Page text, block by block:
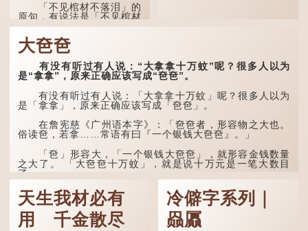
「不见棺材不落泪」的
原句，有说法是「不见棺材
不下泪」或「不见亲棺不下
泪」，出自明朝兰陵笑笑生
所著的《金瓶梅词话》第九
十八回。原意是指人未亲眼
见到亲人棺木，便不会真正
感到悲伤；后来引申为比喻
人执迷不悟，不到彻底失
败，便不肯罢休。
许多人对这上半句耳熟
能详，但它其实还有下半句
——「不到黄河心不死」...
大夿夿
有没有听过有人说：“大拿拿十万蚊”呢？很多人以为
是“拿拿”，原来正确应该写成“夿夿”。
有没有听过有人说：「大拿拿十万蚊」呢？很多人以为
是「拿拿」，原来正确应该写成「夿夿」。
在詹宪慈《广州语本字》：「夿夿者，形容物之大也。
俗读夿，若拿……常语有曰『一个银钱大夿夿』。」
「夿」形​​容大，「一个银钱大夿夿」，就形容金钱数量
之大了。 「大夿夿十万蚊」，就是说十万元是一笔大数目
了。...
天生我材必有
用 千金散尽
冷僻字系列｜
赑屭